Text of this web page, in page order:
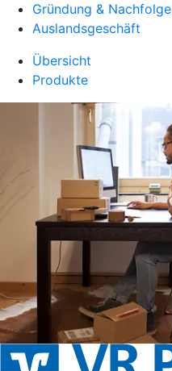
Gründung & Nachfolge
Auslandsgeschäft
Übersicht
Produkte